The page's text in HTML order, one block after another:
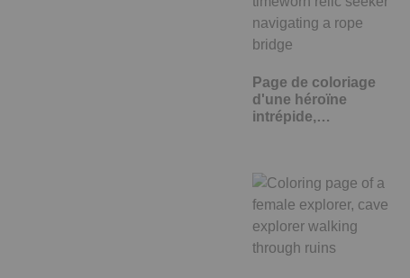
Page de coloriage
d'une héroïne
intrépide,…